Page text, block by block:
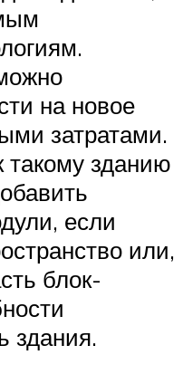
на новое
затратами.
такому зданию
если
или,
блок-
здания.